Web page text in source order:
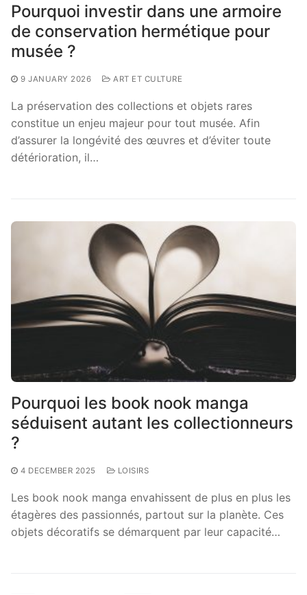
Pourquoi investir dans une armoire
de conservation hermétique pour
musée ?
9 JANUARY 2026 ART ET CULTURE
La préservation des collections et objets rares
constitue un enjeu majeur pour tout musée. Afin
d’assurer la longévité des œuvres et d’éviter toute
détérioration, il…
Pourquoi les book nook manga
séduisent autant les collectionneurs
?
4 DECEMBER 2025 LOISIRS
Les book nook manga envahissent de plus en plus les
étagères des passionnés, partout sur la planète. Ces
objets décoratifs se démarquent par leur capacité…